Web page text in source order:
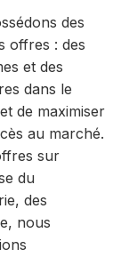
des
offres : des
et des
dans le
de maximiser
au marché.
sur
du
des
nous